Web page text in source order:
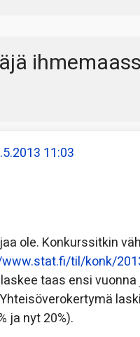
11:03
ole. Konkurssitkin
til/konk/
taas ensi
ja nyt 20%).